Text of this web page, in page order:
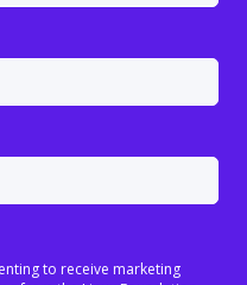
to receive marketing